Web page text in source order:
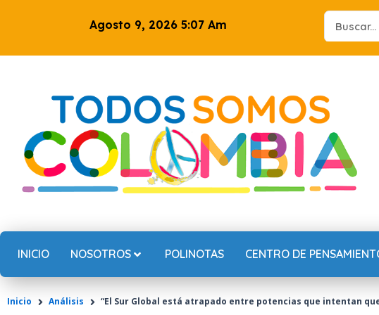
Agosto 9, 2026 5:07 Am
Search
...
INICIO NOSOTROS POLINOTAS CENTRO DE
Inicio Análisis “El Sur Global está atrapado entre potencias que intentan